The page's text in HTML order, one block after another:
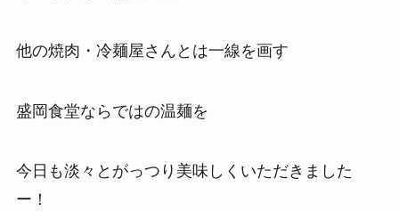
他の焼肉・冷麺屋さんとは一線を画す
盛岡食堂ならではの温麺を
今日も淡々とがっつり美味しくいただきました
ー！